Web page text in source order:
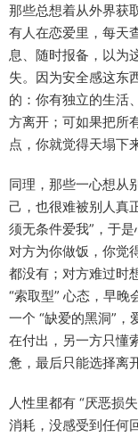
那些总想着从外界获
有人在恋爱里，每天
息、随时报备，以为
失。因为安全感这东
的：你有独立的生活
方离开；可如果把所
点，你就觉得天塌下
同理，那些一心想从
己，也很难被别人真
须无条件爱我”，于
对方为你做饭，你觉
都没有；对方难过时
“索取型” 心态，早
一个 “缺爱的黑洞”
在付出，另一方只懂
惫，最后只能选择离开
人性里都有 “厌恶损
消耗，没感受到任何